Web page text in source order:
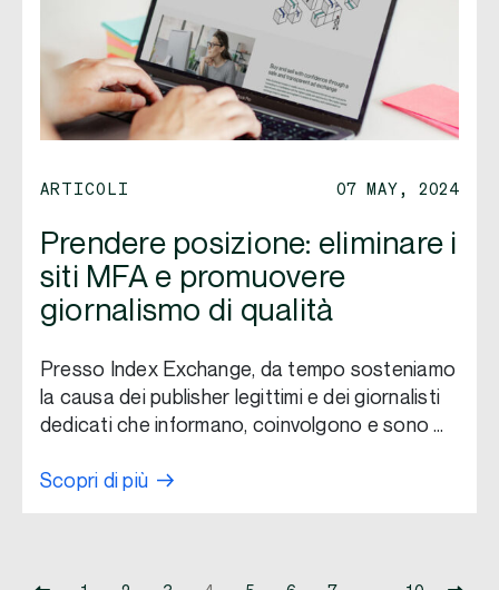
ARTICOLI 07 MAY, 2024
Prendere posizione: eliminare i
siti MFA e promuovere
giornalismo di qualità
Presso Index Exchange, da tempo sosteniamo
la causa dei publisher legittimi e dei giornalisti
dedicati che informano, coinvolgono e sono …
Scopri di più